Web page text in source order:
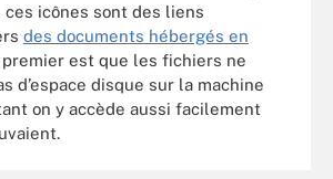
ces icônes sont des liens
des documents hébergés en
premier est que les fichiers ne
d’espace disque sur la machine
on y accède aussi facilement